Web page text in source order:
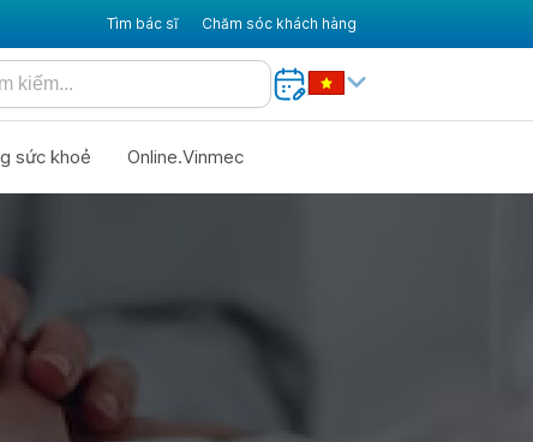
Tìm bác sĩ Chăm sóc khách hàng
sức khoẻ Online.Vinmec